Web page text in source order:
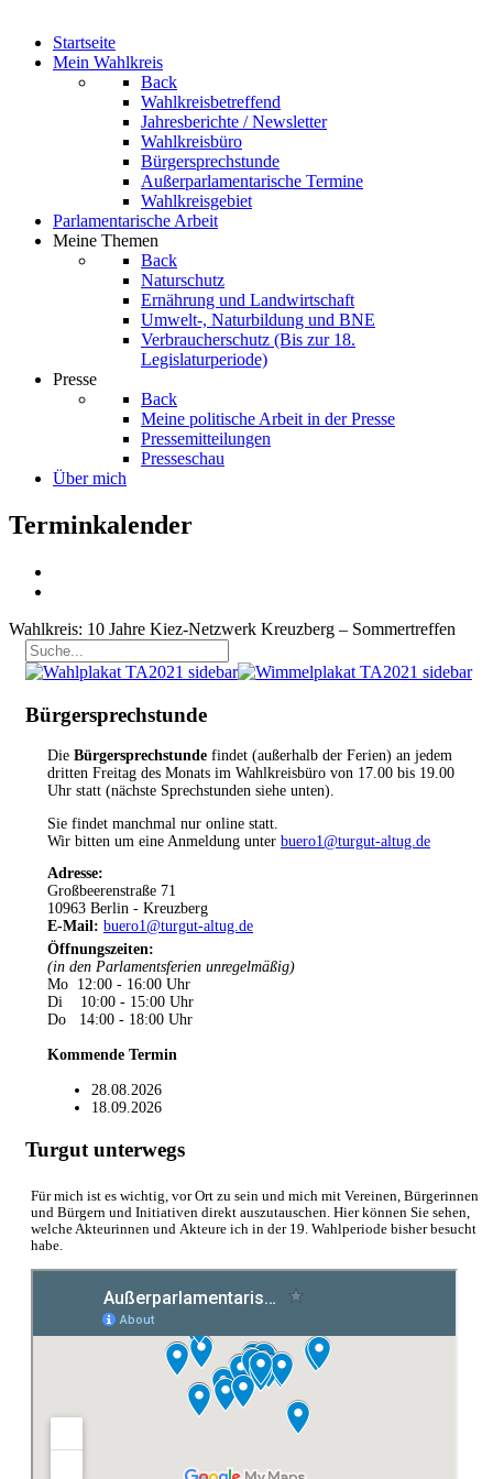
Startseite
Mein Wahlkreis
Back
Wahlkreisbetreffend
Jahresberichte / Newsletter
Wahlkreisbüro
Bürgersprechstunde
Außerparlamentarische Termine
Wahlkreisgebiet
Parlamentarische Arbeit
Meine Themen
Back
Naturschutz
Ernährung und Landwirtschaft
Umwelt-, Naturbildung und BNE
Verbraucherschutz (Bis zur 18.
Legislaturperiode)
Presse
Back
Meine politische Arbeit in der Presse
Pressemitteilungen
Presseschau
Über mich
Terminkalender
Wahlkreis: 10 Jahre Kiez-Netzwerk Kreuzberg – Sommertreffen
Bürgersprechstunde
Die Bürgersprechstunde findet (außerhalb der Ferien) an jedem
dritten Freitag des Monats im Wahlkreisbüro von 17.00 bis 19.00
Uhr statt (nächste Sprechstunden siehe unten).
Sie findet manchmal nur online statt.
Wir bitten um eine Anmeldung unter buero1@turgut-altug.de
Adresse:
Großbeerenstraße 71
10963 Berlin - Kreuzberg
E-Mail: buero1@turgut-altug.de
Öffnungszeiten:
(in den Parlamentsferien unregelmäßig)
Mo 12:00 - 16:00 Uhr
Di 10:00 - 15:00 Uhr
Do 14:00 - 18:00 Uhr
Kommende Termin
28.08.2026
18.09.2026
Turgut unterwegs
Für mich ist es wichtig, vor Ort zu sein und mich mit Vereinen, Bürgerinnen
und Bürgern und Initiativen direkt auszutauschen. Hier können Sie sehen,
welche Akteurinnen und Akteure ich in der 19. Wahlperiode bisher besucht
habe.